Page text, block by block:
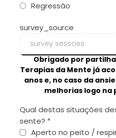
Regressão
survey_source
Obrigado por
Terapias da Mente já
anos e, no caso da
melhorias logo na
Qual destas situações
sente? *
Aperto no peito /